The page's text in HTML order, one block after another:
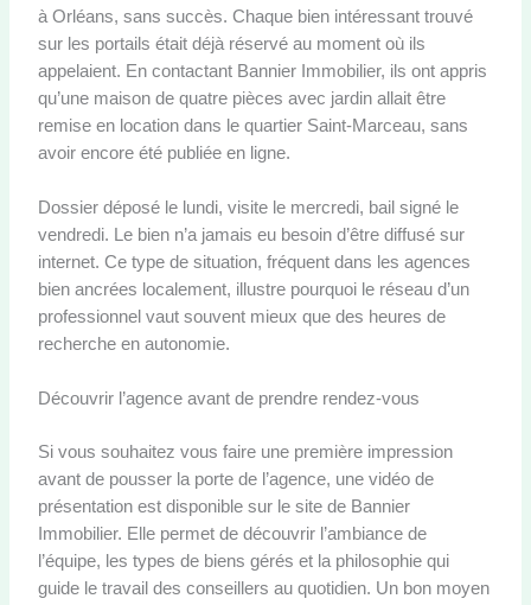
à Orléans, sans succès. Chaque bien intéressant trouvé
sur les portails était déjà réservé au moment où ils
appelaient. En contactant Bannier Immobilier, ils ont appris
qu’une maison de quatre pièces avec jardin allait être
remise en location dans le quartier Saint-Marceau, sans
avoir encore été publiée en ligne.
Dossier déposé le lundi, visite le mercredi, bail signé le
vendredi. Le bien n’a jamais eu besoin d’être diffusé sur
internet. Ce type de situation, fréquent dans les agences
bien ancrées localement, illustre pourquoi le réseau d’un
professionnel vaut souvent mieux que des heures de
recherche en autonomie.
Découvrir l’agence avant de prendre rendez-vous
Si vous souhaitez vous faire une première impression
avant de pousser la porte de l’agence, une vidéo de
présentation est disponible sur le site de Bannier
Immobilier. Elle permet de découvrir l’ambiance de
l’équipe, les types de biens gérés et la philosophie qui
guide le travail des conseillers au quotidien. Un bon moyen